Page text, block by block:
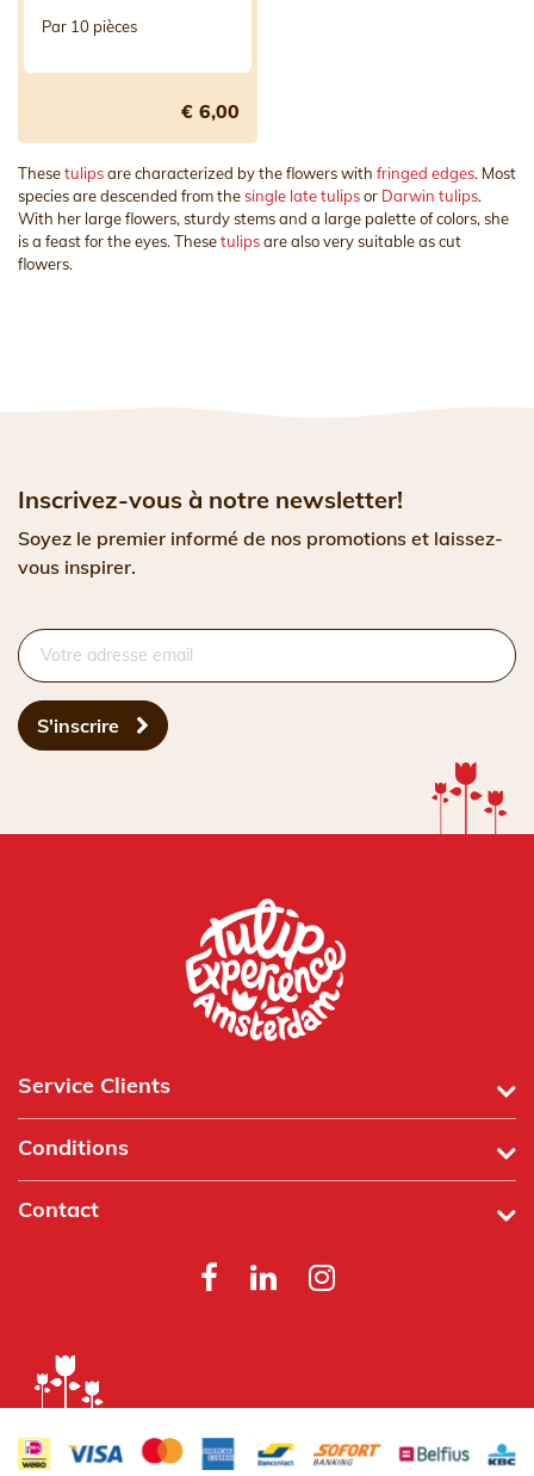
Par 10 pièces
€ 6,00
Thesetulipsare characterized by the flowers with fringed edges. Most
species are descended from thesingle late tulipsor Darwin tulips.
With her large flowers, sturdy stems and a large palette of colors, she
is a feast for the eyes. Thesetulipsare also very suitable as cut
flowers.
Inscrivez-vous à notre newsletter!
Soyez le premier informé de nos promotions et laissez-
vous inspirer.
S'inscrire
Service Clients
Conditions
Contact